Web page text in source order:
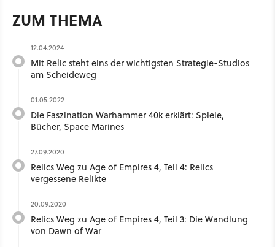
ZUM THEMA
12.04.2024
Mit Relic steht eins der wichtigsten Strategie-Studios
am Scheideweg
01.05.2022
Die Faszination Warhammer 40k erklärt: Spiele,
Bücher, Space Marines
27.09.2020
Relics Weg zu Age of Empires 4, Teil 4: Relics
vergessene Relikte
20.09.2020
Relics Weg zu Age of Empires 4, Teil 3: Die Wandlung
von Dawn of War